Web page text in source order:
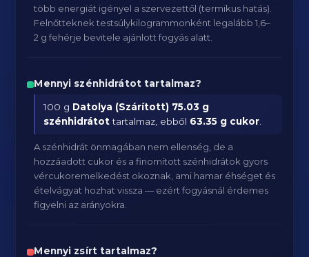
több energiát igényel a szervezettől (termikus hatás).
Felnőtteknek testsúlykilogrammonként legalább 1,6–
2 g fehérje bevitele ajánlott fogyás alatt.
Mennyi szénhidrátot tartalmaz?
100 g Datolya (Szárított) 75.03 g
szénhidrátottartalmaz, ebből 63.35 g cukor
A szénhidrát önmagában nem ellenség, de a
hozzáadott cukor és a finomított szénhidrátok gyors
vércukoremelkedést okoznak, ami hamar éhséget és
ételvágyat hozhat vissza — ezért fogyásnál érdemes
figyelni az arányokra.
Mennyi zsírt tartalmaz?